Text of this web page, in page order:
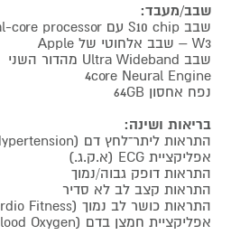
שבב/מעבד:
שבב S10 chip עם 64bit dual-core processor
W3 – שבב אלחוטי של Apple
שבב Ultra Wideband מהדור השני
4core Neural Engine
נפח אחסון 64GB
בריאות ושינה:
התראות ליתר־לחץ דם (Hypertension)
אפליקציית ECG (א.ק.ג.)
התראות דופק גבוה/נמוך
התראות קצב לב לא סדיר
התראות כושר לב נמוך (Cardio Fitness)
אפליקציית חמצן בדם (Blood Oxygen)